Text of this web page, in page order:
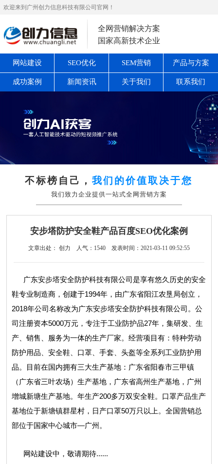
欢迎来到广州创力信息科技有限公司官网！
全网营销解决方案
国家高新技术企业
网站建设 SEO优化 SEM营销 产品与方案
成功案例 新闻资讯 关于我们 联系我们
不标榜自己，我们的价值取决于您
我们致力企业提供一站式全网营销方案
安步塔防护安全鞋产品百度SEO优化案例
文章出处： 创力 人气： 1540 发表时间：2021-03-11 09:52:55
广东安步塔安全防护科技有限公司是享有悠久历史的安全
鞋专业制造商，创建于1994年，由广东省阳江农垦局创立，
2018年公司名称改为广东安步塔安全防护科技有限公司。公
司注册资本5000万元，专注于工业防护品27年，集研发、生
产、销售、服务为一体的生产厂家。经营项目有：特种劳动
防护用品、安全鞋、口罩、手套、头盔等全系列工业防护用
品。目前在国内拥有三大生产基地：广东省阳春市三甲镇
（广东省三叶农场）生产基地，广东省高州生产基地，广州
增城新塘生产基地。年生产200多万双安全鞋。口罩产品生产
基地位于新塘镇群星村，日产口罩50万只以上。全国营销总
部位于国家中心城市—广州。
网站建设中，敬请期待......